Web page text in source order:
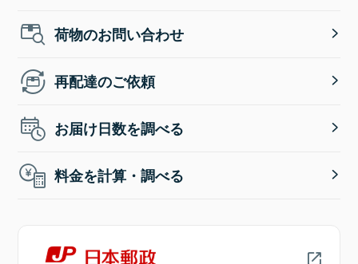
荷物のお問い合わせ
再配達のご依頼
お届け日数を調べる
料金を計算・調べる